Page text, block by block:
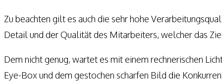
Zu beachten gilt es auch die sehr hohe
Detail und der Qualität des Mitarbeiters, welcher das
Dem nicht genug, wartet es mit einem rechnerischen
Eye-Box und dem gestochen scharfen Bild die